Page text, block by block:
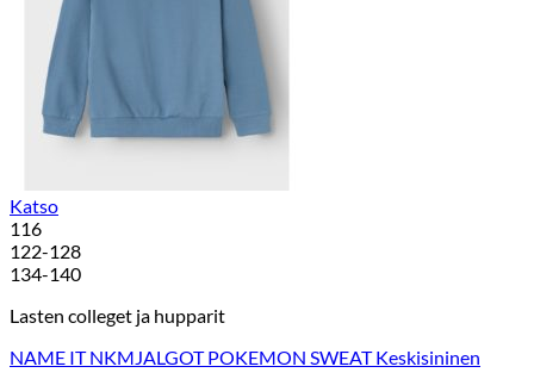
Katso
116
122-128
134-140
Lasten colleget ja hupparit
NAME IT NKMJALGOT POKEMON SWEAT Keskisininen